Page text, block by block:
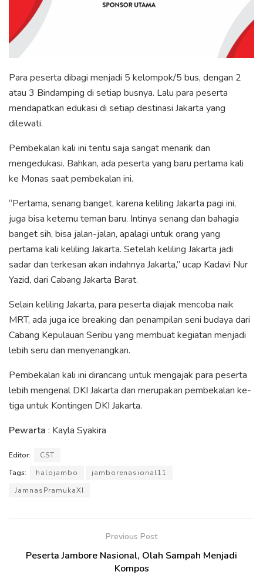
Para peserta dibagi menjadi 5 kelompok/5 bus, dengan 2
atau 3 Bindamping di setiap busnya. Lalu para peserta
mendapatkan edukasi di setiap destinasi Jakarta yang
dilewati.
Pembekalan kali ini tentu saja sangat menarik dan
mengedukasi. Bahkan, ada peserta yang baru pertama kali
ke Monas saat pembekalan ini.
“Pertama, senang banget, karena keliling Jakarta pagi ini,
juga bisa ketemu teman baru. Intinya senang dan bahagia
banget sih, bisa jalan-jalan, apalagi untuk orang yang
pertama kali keliling Jakarta. Setelah keliling Jakarta jadi
sadar dan terkesan akan indahnya Jakarta,” ucap Kadavi Nur
Yazid, dari Cabang Jakarta Barat.
Selain keliling Jakarta, para peserta diajak mencoba naik
MRT, ada juga ice breaking dan penampilan seni budaya dari
Cabang Kepulauan Seribu yang membuat kegiatan menjadi
lebih seru dan menyenangkan.
Pembekalan kali ini dirancang untuk mengajak para peserta
lebih mengenal DKI Jakarta dan merupakan pembekalan ke-
tiga untuk Kontingen DKI Jakarta.
Pewarta : Kayla Syakira
Editor:
CST
Tags:
halojambo
jamborenasional11
JamnasPramukaXI
Previous Post
Peserta Jambore Nasional, Olah Sampah Menjadi
Kompos